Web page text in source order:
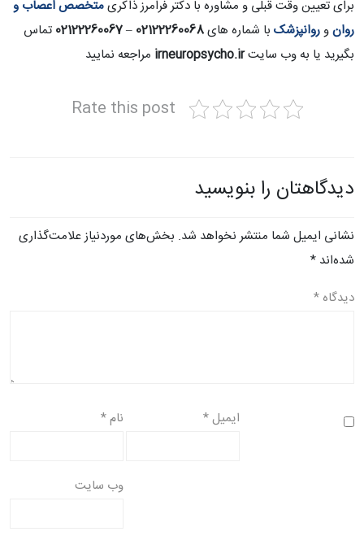
برای تعیین وقت قبلی و مشاوره با دکتر فرامرز ذاکریمتخصص اعصاب و
روانوروانپزشک با شماره های02122260068
–
02122260067 تماس
بگیرید یا به وب سایتirneuropsycho.ir مراجعه نمایید
Rate this post
دیدگاهتان را بنویسید
نشانی ایمیل شما منتشر نخواهد شد. بخش‌های موردنیاز علامت‌گذاری
شده‌اند *
دیدگاه *
نام* ایمیل*
وب‌ سایت